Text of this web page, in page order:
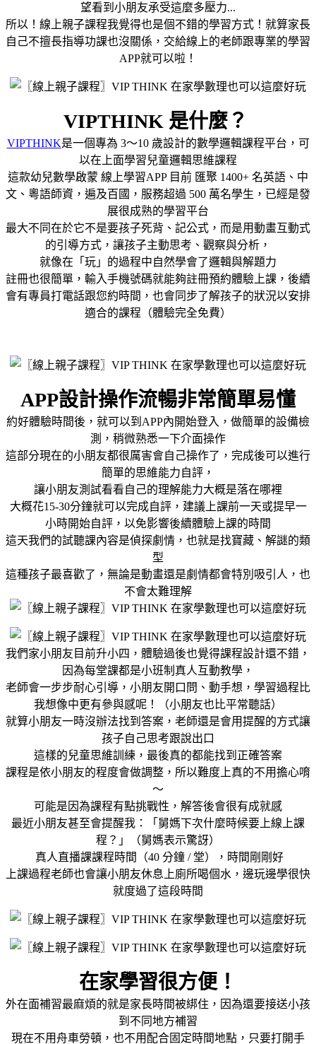
望看到小朋友承受這麼多壓力...
所以！線上親子課程我覺得也是個不錯的學習方式！就算家長
自己不擅長指導功課也沒關係，交給線上的老師跟專業的學習
APP就可以啦！
VIPTHINK 是什麼？
VIPTHINK是一個專為 3～10 歲設計的數學邏輯課程平台，可
以在上面學習兒童邏輯思維課程
這款幼兒數學啟蒙 線上學習APP 目前 匯聚 1400+ 名英語、中
文、粵語師資，遍及百國，服務超過 500 萬名學生，已經是發
展很成熟的學習平台
最大不同在於它不是要孩子死背、記公式，而是用動畫互動式
的引導方式，讓孩子主動思考、觀察與分析，
就像在「玩」的過程中自然學會了邏輯與解題力
註冊也很簡單，輸入手機號碼就能夠註冊預約體驗上課，後續
會有專員打電話跟您約時間，也會同步了解孩子的狀況以安排
適合的課程（體驗完全免費）
APP設計操作流暢非常簡單易懂
約好體驗時間後，就可以到APP內開始登入，做簡單的設備檢
測，稍微熟悉一下介面操作
這部分現在的小朋友都很厲害會自己操作了，完成後可以進行
簡單的思維能力自評，
讓小朋友測試看看自己的理解能力大概是落在哪裡
大概花15-30分鐘就可以完成自評，建議上課前一天或提早一
小時開始自評，以免影響後續體驗上課的時間
這天我們的試聽課內容是偵探劇情，也就是找寶藏、解謎的類
型
這種孩子最喜歡了，無論是動畫還是劇情都會特別吸引人，也
不會太難理解
我們家小朋友目前升小四，體驗過後也覺得課程設計還不錯，
因為每堂課都是小班制真人互動教學，
老師會一步步耐心引導，小朋友開口問、動手想，學習過程比
我想像中更有參與感呢！（小朋友也比平常聽話）
就算小朋友一時沒辦法找到答案，老師還是會用提醒的方式讓
孩子自己思考跟說出口
這樣的兒童思維訓練，最後真的都能找到正確答案
課程是依小朋友的程度會做調整，所以難度上真的不用擔心唷
～
可能是因為課程有點挑戰性，解答後會很有成就感
最近小朋友甚至會提醒我：「舅媽下次什麼時候要上線上課
程？」（舅媽表示驚訝）
真人直播課課程時間（40 分鐘 / 堂），時間剛剛好
上課過程老師也會讓小朋友休息上廁所喝個水，邊玩邊學很快
就度過了這段時間
在家學習很方便！
外在面補習最麻煩的就是家長時間被綁住，因為還要接送小孩
到不同地方補習
現在不用舟車勞頓，也不用配合固定時間地點，只要打開手